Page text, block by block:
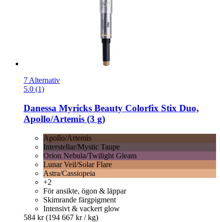
7 Alternativ
5.0 (1)
Danessa Myricks Beauty Colorfix Stix Duo,
Apollo/Artemis (3 g)
Apollo/Artemis
Interstellar/Mystic Taupe
Orion Nebula/Twilight Gleam
Lunar Veil/Solar Flare
Astra/Cassiopeia
+2
För ansikte, ögon & läppar
Skimrande färgpigment
Intensivt & vackert glow
584 kr (194 667 kr / kg)